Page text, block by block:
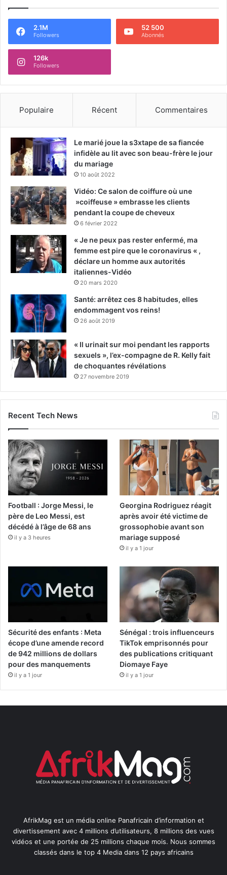
2.1M
Followers
52 500
Abonnés
126k
Followers
Populaire Récent Commentaires
Le marié joue la s3xtape de sa fiancée
infidèle au lit avec son beau-frère le jour
du mariage
10 août 2022
Vidéo: Ce salon de coiffure où une
»coiffeuse » embrasse les clients
pendant la coupe de cheveux
6 février 2022
« Je ne peux pas rester enfermé, ma
femme est pire que le coronavirus « ,
déclare un homme aux autorités
italiennes-Vidéo
20 mars 2020
Santé: arrêtez ces 8 habitudes, elles
endommagent vos reins!
26 août 2019
« Il urinait sur moi pendant les rapports
sexuels », l’ex-compagne de R. Kelly fait
de choquantes révélations
27 novembre 2019
Recent Tech News
Football : Jorge Messi, le
père de Leo Messi, est
décédé à l’âge de 68 ans
il y a 3 heures
Georgina Rodriguez réagit
après avoir été victime de
grossophobie avant son
mariage supposé
il y a 1 jour
Sécurité des enfants : Meta
écope d’une amende record
de 942 millions de dollars
pour des manquements
il y a 1 jour
Sénégal : trois influenceurs
TikTok emprisonnés pour
des publications critiquant
Diomaye Faye
il y a 1 jour
AfrikMag est un média online Panafricain d’information et
divertissement avec 4 millions d’utilisateurs, 8 millions des vues
vidéos et une portée de 25 millions chaque mois. Nous sommes
classés dans le top 4 Media dans 12 pays africains